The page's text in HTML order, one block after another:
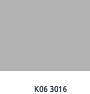
K06 3016